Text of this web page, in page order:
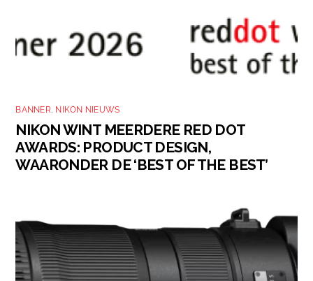
BANNER, NIKON NIEUWS
NIKON WINT MEERDERE RED DOT
AWARDS: PRODUCT DESIGN,
WAARONDER DE ‘BEST OF THE BEST’